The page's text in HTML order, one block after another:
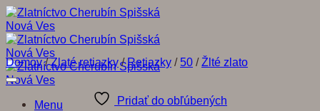
Skip
to
content
Menu
Domov / Zlaté retiazky / Retiazky / 50 / Žlté zlato
Pridať do obľúbených